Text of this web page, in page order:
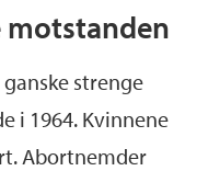
strenge
i 1964. Kvinnene
Abortnemder